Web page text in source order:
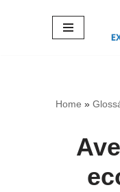
Home »